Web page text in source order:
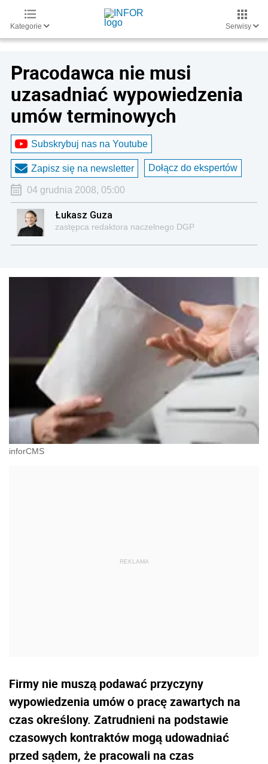
Kategorie Serwisy
Pracodawca nie musi
uzasadniać wypowiedzenia
umów terminowych
Subskrybuj nas na Youtube
Zapisz się na newsletter Dołącz do ekspertów
04 grudnia 2008, 05:00
Łukasz Guza
zastępca redaktora naczelnego DGP
inforCMS
Firmy nie muszą podawać przyczyny
wypowiedzenia umów o pracę zawartych na
czas określony. Zatrudnieni na podstawie
czasowych kontraktów mogą udowadniać
przed sądem, że pracowali na czas